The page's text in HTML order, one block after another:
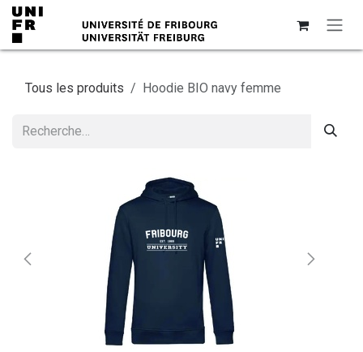
Se rendre au contenu
Tous les produits Hoodie BIO navy femme